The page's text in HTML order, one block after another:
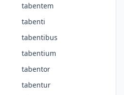
tabentem
tabenti
tabentibus
tabentium
tabentor
tabentur